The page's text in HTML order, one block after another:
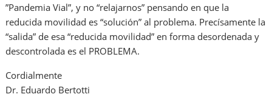
”Pandemia Vial”, y no “relajarnos” pensando en que la
reducida movilidad es “solución” al problema. Precísamente la
“salida” de esa “reducida movilidad” en forma desordenada y
descontrolada es el PROBLEMA.
Cordialmente
Dr. Eduardo Bertotti